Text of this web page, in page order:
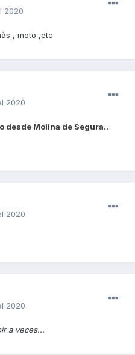
2020
, moto ,etc
2020
desde Molina de Segura..
2020
2020
a veces...